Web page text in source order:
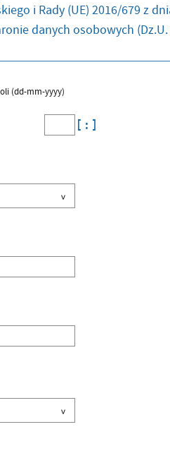
i Rady (UE) 2016/679 z
danych osobowych
(dd-mm-yyyy)